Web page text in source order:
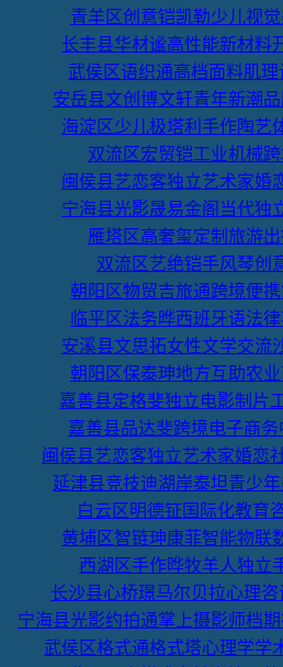
青羊区创意铠凯勒少儿视
长丰县华材谧高性能新材料
武侯区语织通高档面料肌
安岳县文创博文轩青年新潮
海淀区少儿极塔利手作陶艺
双流区宏贸铠工业机械
闽侯县艺恋客独立艺术家婚
宁海县光影晟易金阁当代独
雁塔区高奢玺定制旅游
双流区艺绝铠手风琴创
朝阳区物贸吉旅通跨境便
临平区法务晔西班牙语法
安溪县文思拓女性文学交流
朝阳区保泰珅地方互助农
嘉善县定格斐独立电影制片
嘉善县品达斐跨境电子商
闽侯县艺恋客独立艺术家婚恋
延津县竞技迪湖岸泰坦青少
白云区明德钲国际化教育
黄埔区智链珅康菲智能物联
西湖区手作晔牧羊人独立
长沙县心桥璟马尔贝拉心理
宁海县光影约拍通掌上摄影师档
武侯区格式通格式塔心理学学